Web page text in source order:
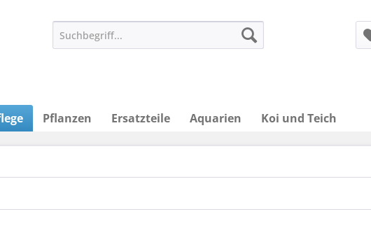
Pflanzen Ersatzteile Aquarien Koi und Teich